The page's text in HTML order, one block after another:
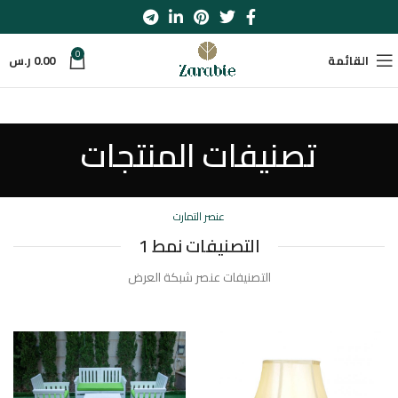
القائمة 0
0.00 ر.س
تصنيفات المنتجات
عنصر التمارت
التصنيفات نمط 1
التصنيفات عنصر شبكة العرض